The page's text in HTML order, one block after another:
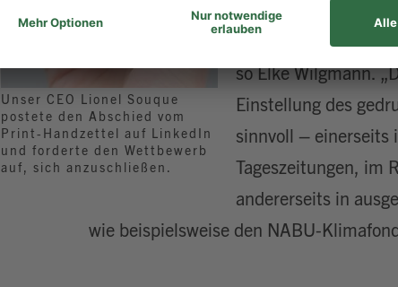
Unser CEO Lionel Souque
postete den Abschied vom
Print-Handzettel auf LinkedIn
und forderte den Wettbewerb
auf, sich anzuschließen.
für das
ländlichen
so Elke Wilgmann.
Einstellung des
sinnvoll – einerseits
Tageszeitungen, im
andererseits in
wie beispielsweise den NABU-